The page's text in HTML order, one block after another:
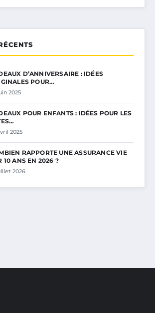
D’ANNIVERSAIRE : IDÉES
POUR…
2025
POUR ENFANTS : IDÉES POUR LES
2025
RAPPORTE UNE ASSURANCE VIE
10 ANS EN 2026 ?
2026